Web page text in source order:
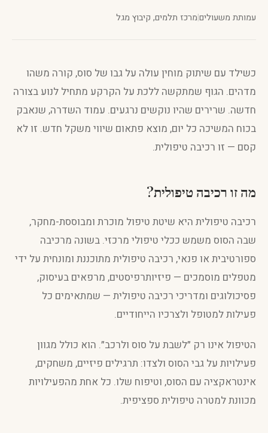
עמותת משעולים|מרכז תלמים, קיבוץ מגל
כשילד עם שיתוק מוחין עולה על גבו של סוס, קורה משהו
מדהים. הגוף שמתקשה ללכת על הקרקע מתחיל לנוע בצורה
חדשה. שרירים שהיו נוקשים נרגעים. עמוד השדרה, שנאבק
בכוח המשיכה כל יום, מוצא פתאום שיווי משקל חדש. זו לא
קסם — זו רכיבה טיפולית.
מה זו רכיבה טיפולית?
רכיבה טיפולית היא שיטת טיפול מוכרת ומבוססת-מחקר,
שבה הסוס משמש ככלי טיפולי מרכזי. בשונה מרכיבה
ספורטיבית או פנאי, רכיבה טיפולית מתוכננת ומונחית על ידי
מטפלים מוסמכים — פיזיותרפיסטים, מרפאים בעיסוק,
פסיכולוגים ומדריכי רכיבה טיפולית — שמתאימים כל
פעילות למטופל ולצרכיו הייחודיים.
הטיפול אינו רק ״לשבת על סוס ולרכב״. הוא כולל מגוון
פעילויות על גבי הסוס ולצדו: תרגילים פיזיים, משחקים,
אינטראקציה עם הסוס, וטיפוח שלו. כל אחת מהפעילויות
מכוונת למטרה טיפולית ספציפית.